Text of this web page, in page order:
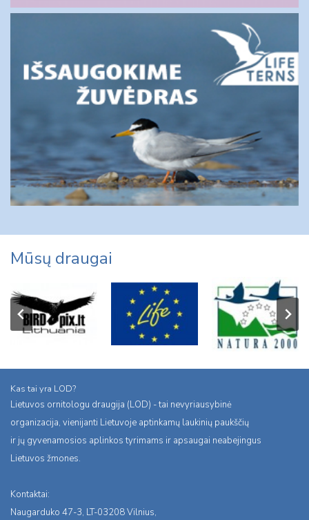
Mūsų draugai
Kas tai yra LOD?
Lietuvos ornitologu draugija (LOD) - tai nevyriausybinė
organizacija, vienijanti Lietuvoje aptinkamų laukinių paukščių
ir jų gyvenamosios aplinkos tyrimams ir apsaugai neabejingus
Lietuvos žmones.
Kontaktai:
Naugarduko 47-3, LT-03208 Vilnius,